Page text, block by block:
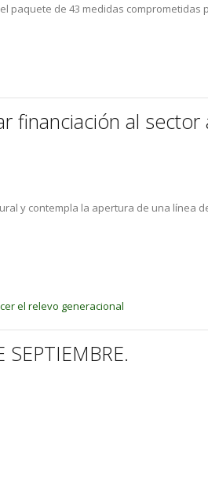
paquete de 43 medidas comprometidas
financiación al sector
y contempla la apertura de una línea
el relevo generacional